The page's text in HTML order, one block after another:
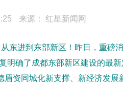
头条智造
来源： 红星新闻网
东进到东部新区！昨日，重磅
明确了成都东部新区建设的
眉资同城化新支撑、新经济发展